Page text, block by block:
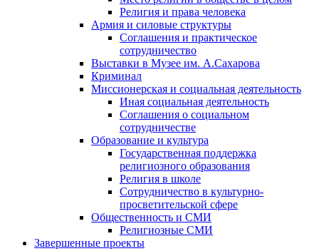
Религия и права человека
Армия и силовые структуры
Соглашения и практическое
сотрудничество
Выставки в Музее им. А.Сахарова
Криминал
Миссионерская и социальная деятельность
Иная социальная деятельность
Соглашения о социальном
сотрудничестве
Образование и культура
Государственная поддержка
религиозного образования
Религия в школе
Сотрудничество в культурно-
просветительской сфере
Общественность и СМИ
Религиозные СМИ
Завершенные проекты